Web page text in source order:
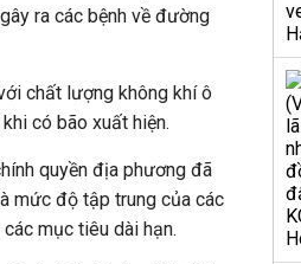
ra các bệnh về đường
chất lượng không khí ô
có bão xuất hiện.
quyền địa phương đã
mức độ tập trung của các
mục tiêu dài hạn.